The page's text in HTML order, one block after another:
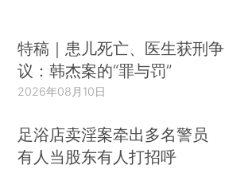
特稿｜患儿死亡、医生获刑争
议：韩杰案的“罪与罚”
2026年08月10日
足浴店卖淫案牵出多名警员
有人当股东有人打招呼